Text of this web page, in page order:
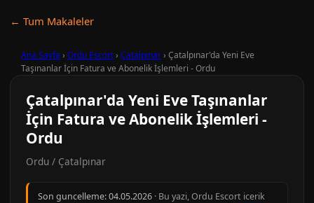
← Tum Makaleler
Ana Sayfa › Ordu Escort› Çatalpınar› Çatalpınar'da Yeni Eve
Taşınanlar İçin Fatura ve Abonelik İşlemleri - Ordu
Çatalpınar'da Yeni Eve Taşınanlar
İçin Fatura ve Abonelik İşlemleri -
Ordu
Ordu / Çatalpınar
Son guncelleme:04.05.2026 · Bu yazi, Ordu Escort icerik